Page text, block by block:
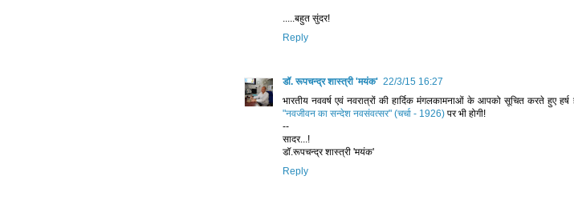
.....बहुत सुंदर!
Reply
डॉ. रूपचन्द्र शास्त्री 'मयंक' 22/3/15 16:27
भारतीय नववर्ष एवं नवरात्रों की हार्दिक मंगलकामनाओं के आपको सूचित करते हुए
"नवजीवन का सन्देश नवसंवत्सर" (चर्चा - 1926) पर भी होगी!
--
सादर...!
डॉ.रूपचन्द्र शास्त्री 'मयंक'
Reply